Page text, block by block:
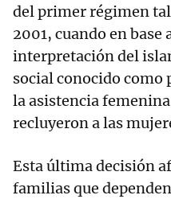
del primer régimen
2001, cuando en base
interpretación del
social conocido
la asistencia femenina
recluyeron a las
Esta última decisión
familias que